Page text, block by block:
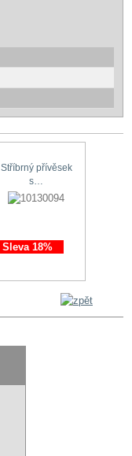
Stříbrný přívěsek
s…
Sleva 18%